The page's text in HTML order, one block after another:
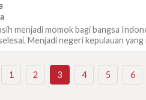
menjadi momok bagi bangsa
Menjadi negeri kepulauan
1 2 3 4 5 6